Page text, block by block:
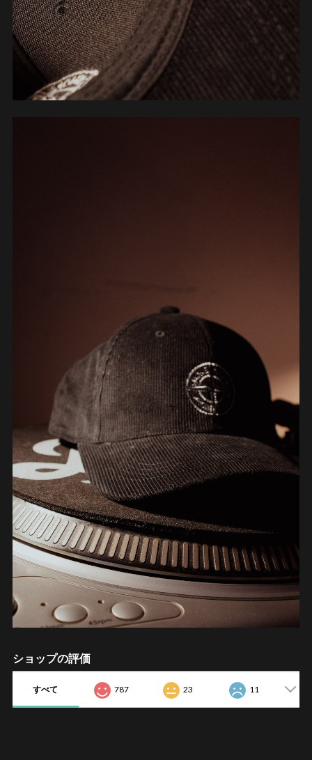
ショップの評価
すべて 787 23 11